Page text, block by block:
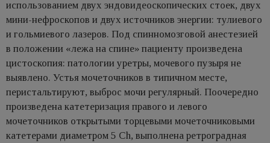
использованием двух эндовидеоскопических стоек, двух
мини-нефроскопов и двух источников энергии: тулиевого
и гольмиевого лазеров. Под спинномозговой анестезией
в положении «лежа на спине» пациенту произведена
цистоскопия: патологии уретры, мочевого пузыря не
выявлено. Устья мочеточников в типичном месте,
перистальтируют, выброс мочи регулярный. Поочередно
произведена катетеризация правого и левого
мочеточников открытыми торцевыми мочеточниковыми
катетерами диаметром 5 Ch, выполнена ретроградная